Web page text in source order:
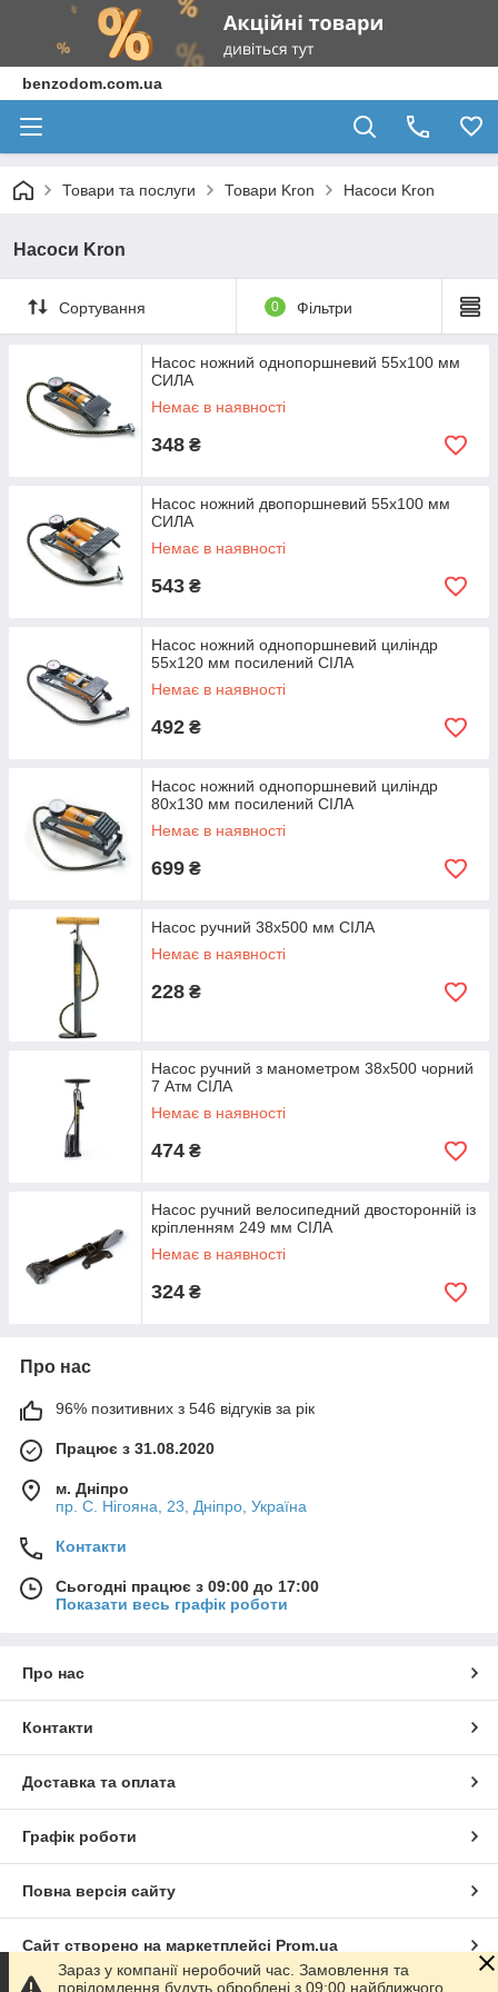
benzodom.com.ua
Товари та послуги Товари Kron Насоси Kron
Насоси Kron
Сортування 0 Фільтри
Насос ножний однопоршневий 55х100 мм
СИЛА
Немає в наявності
348 ₴
Насос ножний двопоршневий 55х100 мм
СИЛА
Немає в наявності
543 ₴
Насос ножний однопоршневий циліндр
55х120 мм посилений СІЛА
Немає в наявності
492 ₴
Насос ножний однопоршневий циліндр
80х130 мм посилений СІЛА
Немає в наявності
699 ₴
Насос ручний 38х500 мм СІЛА
Немає в наявності
228 ₴
Насос ручний з манометром 38х500 чорний
7 Атм СІЛА
Немає в наявності
474 ₴
Насос ручний велосипедний двосторонній із
кріпленням 249 мм СІЛА
Немає в наявності
324 ₴
Про нас
96% позитивних з 546 відгуків за рік
Працює з 31.08.2020
м. Дніпро
пр. С. Нігояна, 23, Дніпро, Україна
Контакти
Сьогодні працює з 09:00 до 17:00
Показати весь графік роботи
Про нас
Контакти
Доставка та оплата
Графік роботи
Повна версія сайту
Сайт створено на маркетплейсі Prom.ua
Зараз у компанії неробочий час. Замовлення та
повідомлення будуть оброблені з 09:00 найближчого